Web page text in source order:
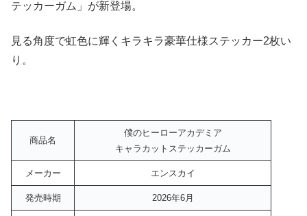
テッカーガム」が新登場。
見る角度で虹色に輝くキラキラ豪華仕様ステッカー2枚い
り。
商品名
僕のヒーローアカデミア
キャラカットステッカーガム
メーカー エンスカイ
発売時期 2026年6月